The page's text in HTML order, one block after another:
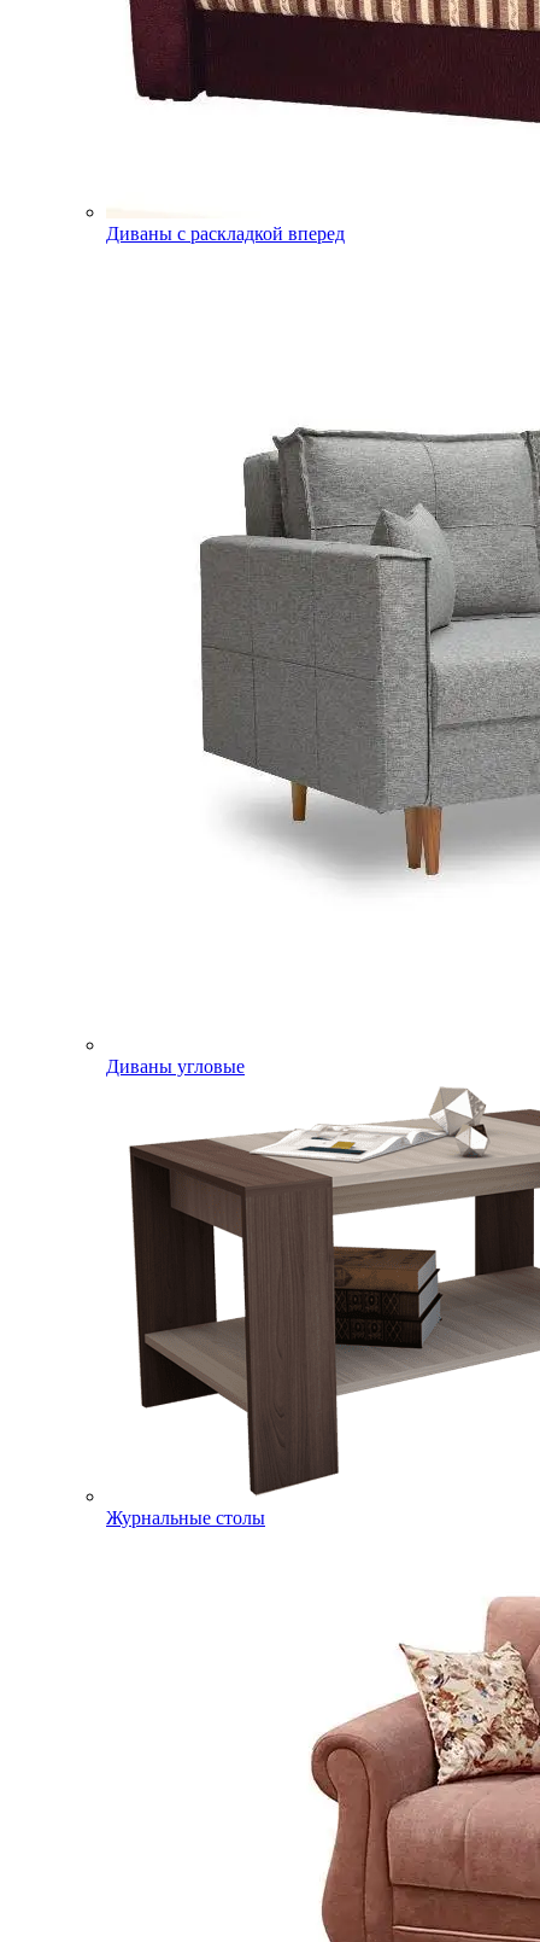
Диваны с раскладкой вперед
Диваны угловые
Журнальные столы